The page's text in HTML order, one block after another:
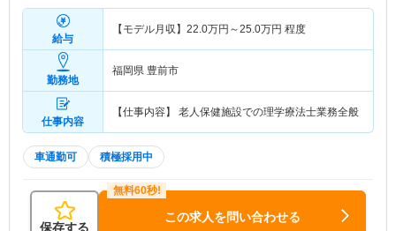
給与
【モデル月収】 22.0万円～25.0万円 程度
勤務地
福岡県 豊前市
仕事内容
【仕事内容】 老人保健施設での理学療法士業務全般
車通勤可 積極採用中
保存する
この求人を問い合わせる